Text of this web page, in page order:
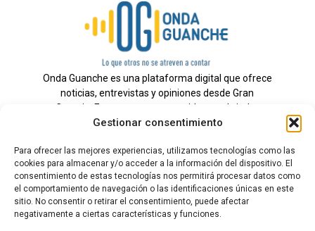
Gestionar consentimiento
Para ofrecer las mejores experiencias, utilizamos tecnologías como las
cookies para almacenar y/o acceder a la información del dispositivo. El
consentimiento de estas tecnologías nos permitirá procesar datos como
el comportamiento de navegación o las identificaciones únicas en este
sitio. No consentir o retirar el consentimiento, puede afectar
negativamente a ciertas características y funciones.
Onda Guanche es una plataforma digital que ofrece
noticias, entrevistas y opiniones desde Gran
Canaria. Estamos comprometidos con brindar
información veraz y un periodismo independiente a
Todos los derechos reservados.
Radio